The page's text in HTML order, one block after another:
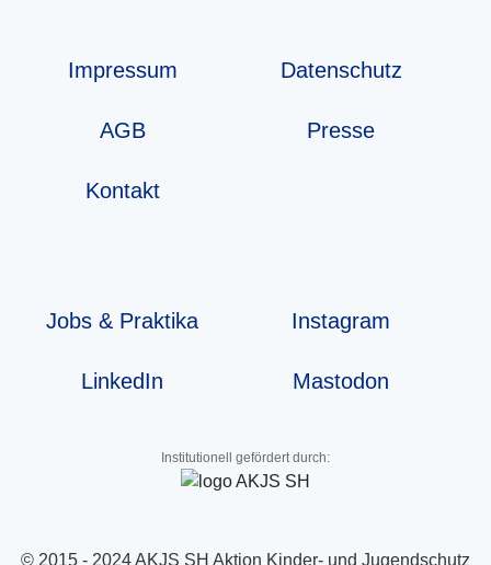
Impressum Datenschutz
AGB Presse
Kontakt
Jobs & Praktika Instagram
LinkedIn Mastodon
Institutionell gefördert durch:
© 2015 - 2024 AKJS SH Aktion Kinder- und Jugendschutz